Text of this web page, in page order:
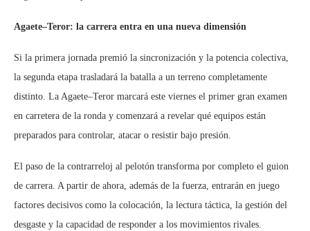
Agaete–Teror: la carrera entra en una nueva dimensión
Si la primera jornada premió la sincronización y la potencia colectiva,
la segunda etapa trasladará la batalla a un terreno completamente
distinto. La Agaete–Teror marcará este viernes el primer gran examen
en carretera de la ronda y comenzará a revelar qué equipos están
preparados para controlar, atacar o resistir bajo presión.
El paso de la contrarreloj al pelotón transforma por completo el guion
de carrera. A partir de ahora, además de la fuerza, entrarán en juego
factores decisivos como la colocación, la lectura táctica, la gestión del
desgaste y la capacidad de responder a los movimientos rivales.